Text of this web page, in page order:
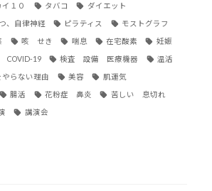
イ１０ タバコ ダイエット
、自律神経 ピラティス モストグラフ
咳 せき 喘息 在宅酸素 妊娠
COVID-19 検査 設備 医療機器 温活
らない理由 美容 肌運気
腸活 花粉症 鼻炎 苦しい 息切れ
講演会